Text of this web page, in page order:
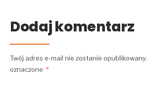
Dodaj komentarz
Twój adres e-mail nie zostanie opublikowany.
oznaczone *